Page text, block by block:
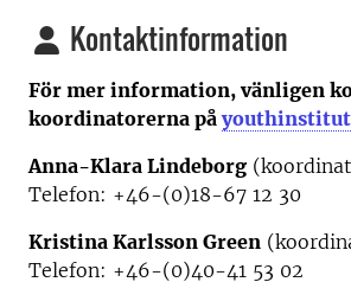
Kontaktinformation
För mer information, vänligen
koordinatorerna på
Anna-Klara Lindeborg
Telefon: +46-(0)18-67 12 30
Kristina Karlsson Green
Telefon: +46-(0)40-41 53 02